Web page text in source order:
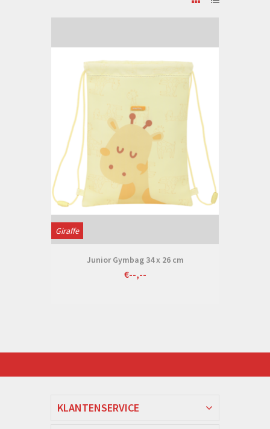
Giraffe
Junior Gymbag 34 x 26 cm
€--,--
KLANTENSERVICE